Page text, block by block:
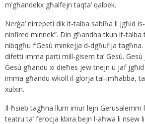
m’għandekx għalfejn taqta’ qalbek.
Nerġa’ nirrepeti dik it-talba sabiħa li jgħid
ninfired minnek”. Din għandha tkun it-
nibqgħu f’Ġesù minkejja d-dgħufija
difetti imma parti mill-ġisem ta’ Ġesù.
Ġesù għandu xi dieħes jew tnejn u jaf jgħid
imma għandu wkoll il-glorja tal-imħabba,
xulxin.
Il-ħsieb tagħna llum imur lejn Ġerusalemm
teatru ta’ feroċja kbira bejn l-aħwa li nsew